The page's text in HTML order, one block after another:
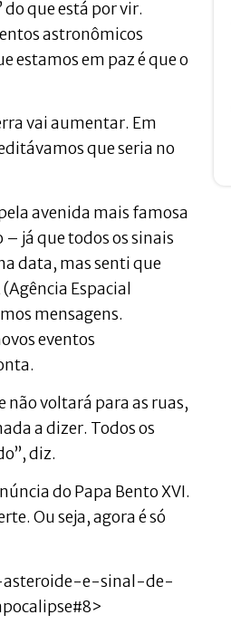
que está por vir.
astronômicos
estamos em paz é que o
vai aumentar. Em
que seria no
avenida mais famosa
já que todos os sinais
data, mas senti que
Espacial
mensagens.
eventos
não voltará para as ruas,
a dizer. Todos os
diz.
do Papa Bento XVI.
Ou seja, agora é só
asteroide-e-sinal-de-